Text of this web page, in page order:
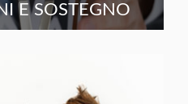
E SOSTEGNO